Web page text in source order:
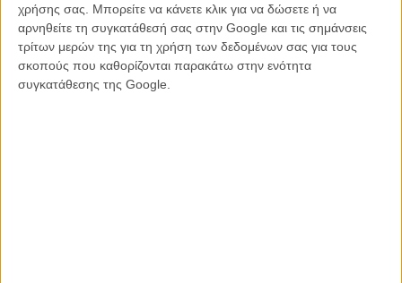
χρήσης σας. Μπορείτε να κάνετε κλικ για να δώσετε ή να
αρνηθείτε τη συγκατάθεσή σας στην Google και τις σημάνσεις
τρίτων μερών της για τη χρήση των δεδομένων σας για τους
σκοπούς που καθορίζονται παρακάτω στην ενότητα
συγκατάθεσης της Google.